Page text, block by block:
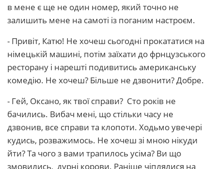
в мене є ще не один номер, який точно не
залишить мене на самоті із поганим настроєм.
- Привіт, Катю! Не хочеш сьогодні прокататися на
німецькій машині, потім заїхати до фрнцузського
ресторану і нарешті подивитись американську
комедію. Не хочеш? Більше не дзвонити? Добре.
- Гей, Оксано, як твої справи? Сто років не
бачились. Вибач мені, що стільки часу не
дзвонив, все справи та клопоти. Ходьмо увечері
кудись, розважимось. Не хочеш зі мною нікуди
йти? Та чого з вами трапилось усіма? Ви що
змовились, дурні корови. Раніше чіплялися на